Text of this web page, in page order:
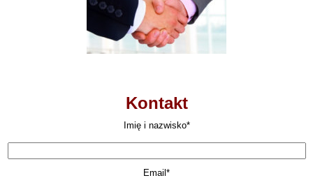
Kontakt
Imię i nazwisko*
Email*